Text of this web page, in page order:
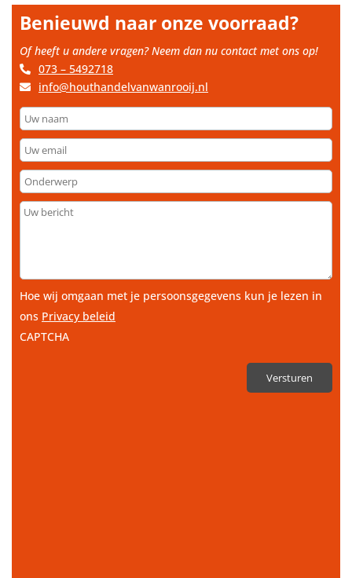
Benieuwd naar onze voorraad?
Of heeft u andere vragen? Neem dan nu contact met ons op!
073 – 5492718
info@houthandelvanwanrooij.nl
Uw
naam
Uw
email
Onderwerp
Uw
Hoe wij omgaan met je persoonsgegevens kun je lezen in
ons Privacy beleid
CAPTCHA